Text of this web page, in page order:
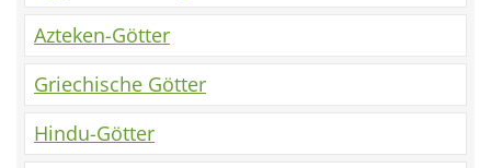
Azteken-Götter
Griechische Götter
Hindu-Götter